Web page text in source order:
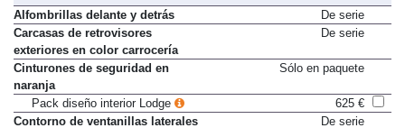
Decoración exterior e interior
Alfombrillas delante y detrás
De serie
Carcasas de retrovisores
exteriores en color carrocería
Cinturones de seguridad en
naranja
Pack diseño interior Lodge
625 €